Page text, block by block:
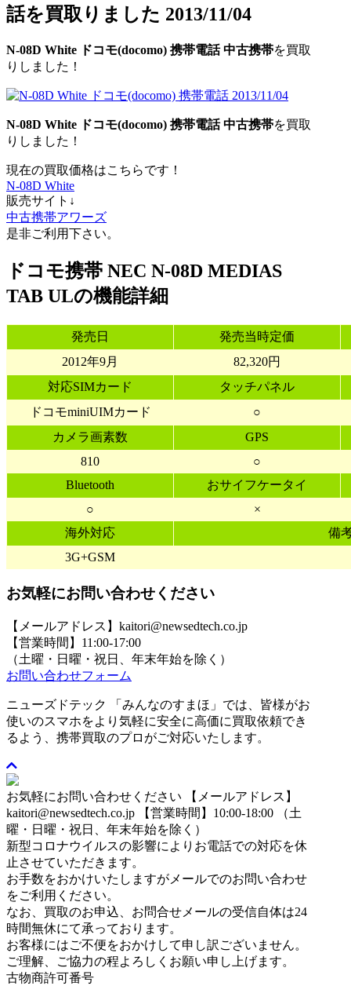
話を買取りました 2013/11/04
N-08D White ドコモ(docomo) 携帯電話中古携帯を買取
りしました！
N-08D White ドコモ(docomo) 携帯電話中古携帯を買取
りしました！
現在の買取価格はこちらです！
N-08D White
販売サイト↓
中古携帯アワーズ
是非ご利用下さい。
ドコモ携帯 NEC N-08D MEDIAS
TAB ULの機能詳細
発売日
発売当時定価
2012年9月
82,320円
対応SIMカード
タッチパネル
ドコモminiUIMカード
○
カメラ画素数
GPS
810
○
Bluetooth
おサイフケータイ
○
×
海外対応
備
3G+GSM
お気軽にお問い合わせください
【メールアドレス】kaitori@newsedtech.co.jp
【営業時間】11:00-17:00
（土曜・日曜・祝日、年末年始を除く）
お問い合わせフォーム
ニューズドテック 「みんなのすまほ」では、皆様がお
使いのスマホをより気軽に安全に高価に買取依頼でき
るよう、携帯買取のプロがご対応いたします。
お気軽にお問い合わせください
【メールアドレス】
kaitori@newsedtech.co.jp
【営業時間】10:00-18:00 （土
曜・日曜・祝日、年末年始を除く）
新型コロナウイルスの影響によりお電話での対応を休
止させていただきます。
お手数をおかけいたしますがメールでのお問い合わせ
をご利用ください。
なお、買取のお申込、お問合せメールの受信自体は24
時間無休にて承っております。
お客様にはご不便をおかけして申し訳ございません。
ご理解、ご協力の程よろしくお願い申し上げます。
古物商許可番号